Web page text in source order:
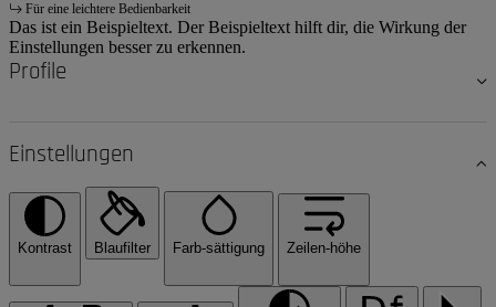
Für eine leichtere Bedienbarkeit
Das ist ein Beispieltext. Der Beispieltext hilft dir, die Wirkung der
Einstellungen besser zu erkennen.
Profile
Einstellungen
Kontrast Blaufilter Farb-sättigung Zeilen-höhe